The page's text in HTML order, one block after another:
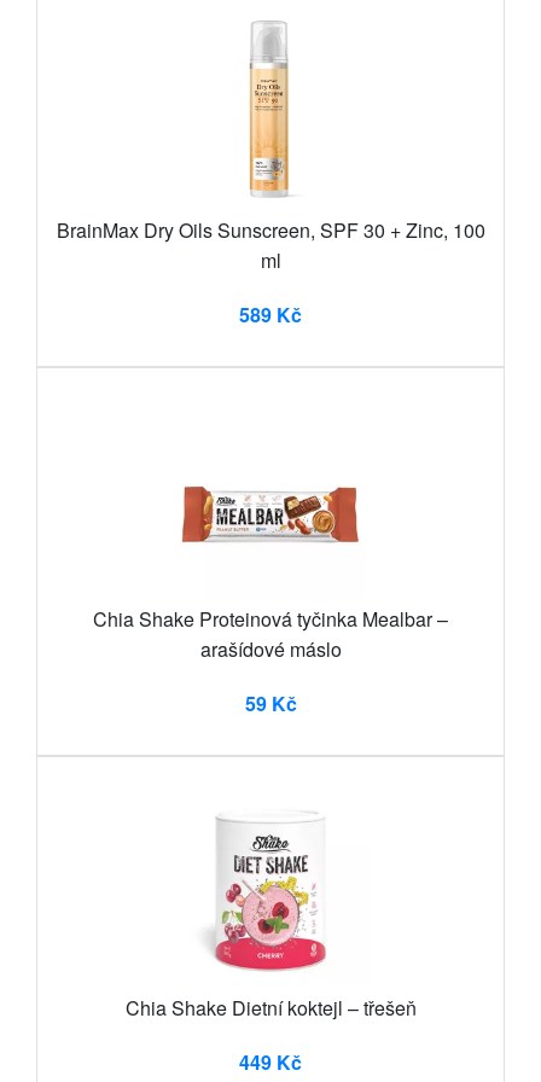
BrainMax Dry Oils Sunscreen, SPF 30 + Zinc, 100
ml
589 Kč
Chia Shake Proteinová tyčinka Mealbar –
arašídové máslo
59 Kč
Chia Shake Dietní koktejl – třešeň
449 Kč